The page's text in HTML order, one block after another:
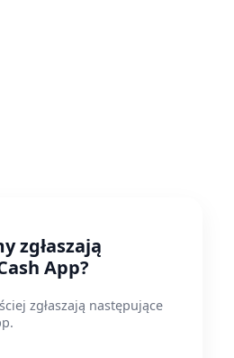
zgłaszają
App?
zgłaszają następujące